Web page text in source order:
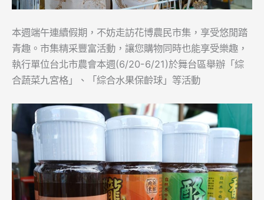
本週端午連續假期，不妨走訪花博農民市集，享受悠閒踏
青趣。市集精采豐富活動，讓您購物同時也能享受樂趣，
執行單位台北市農會本週(6/20-6/21)於舞台區舉辦「綜
合蔬菜九宮格」、「綜合水果保齡球」等活動